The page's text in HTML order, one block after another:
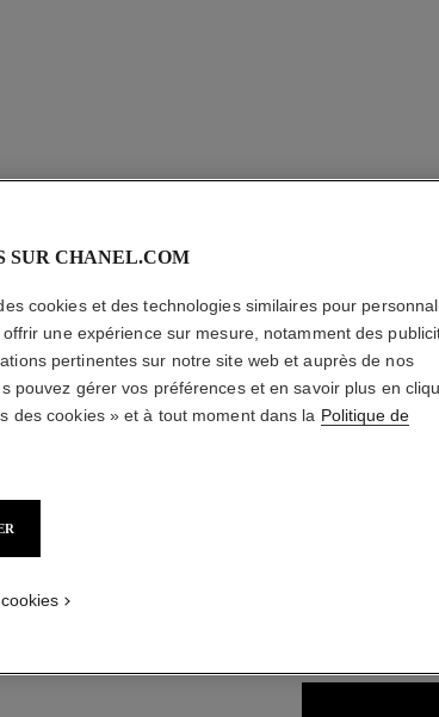
ROUGE
Le Baume Teinté
Mesure
En savoir plus
SUR CHANEL.COM
cookies et des technologies similaires pour
une expérience sur mesure, notamment des
pertinentes sur notre site web et auprès de nos
pouvez gérer vos préférences et en savoir plus en
des cookies » et à tout moment dans la Politique de